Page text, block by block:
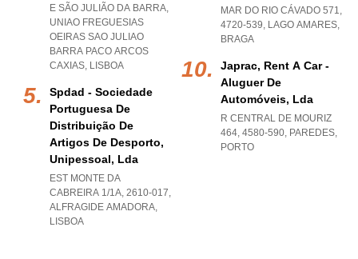
E SÃO JULIÃO DA BARRA,
UNIAO FREGUESIAS
OEIRAS SAO JULIAO
BARRA PACO ARCOS
CAXIAS, LISBOA
Spdad - Sociedade
Portuguesa De
Distribuição De
Artigos De Desporto,
Unipessoal, Lda
EST MONTE DA
CABREIRA 1/1A, 2610-017,
ALFRAGIDE AMADORA,
LISBOA
MAR DO RIO CÁVADO 571,
4720-539, LAGO AMARES,
BRAGA
Japrac, Rent A Car -
Aluguer De
Automóveis, Lda
R CENTRAL DE MOURIZ
464, 4580-590, PAREDES,
PORTO